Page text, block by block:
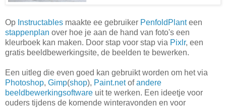
Op Instructables maakte ee gebruiker PenfoldPlanteen
stappenplan over hoe je aan de hand van foto's een
kleurboek kan maken. Door stap voor stap via Pixlr, een
gratis beeldbewerkingsite, de beelden te bewerken.
Een uitleg die even goed kan gebruikt worden om het via
Photoshop, Gimp(shop), Paint.netofandere
beeldbewerkingsoftware uit te werken. Een ideetje voor
ouders tijdens de komende winteravonden en voor